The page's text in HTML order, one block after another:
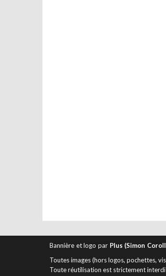
Bannière et logo par Plus (Simon
Toutes images (hors logos, pochettes,
Toute réutilisation est strictement